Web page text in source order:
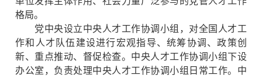
格局。
党中央设立中央人才工作协调小组，对全国人才工
作和人才队伍建设进行宏观指导、统筹协调、政策创
新、重点推动、督促检查。中央人才工作协调小组下设
办公室，负责处理中央人才工作协调小组日常工作。中